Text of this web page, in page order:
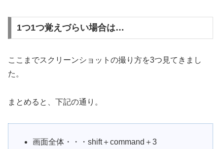
1つ1つ覚えづらい場合は…
ここまでスクリーンショットの撮り方を3つ見てきまし
た。
まとめると、下記の通り。
画面全体・・・shift＋command＋3